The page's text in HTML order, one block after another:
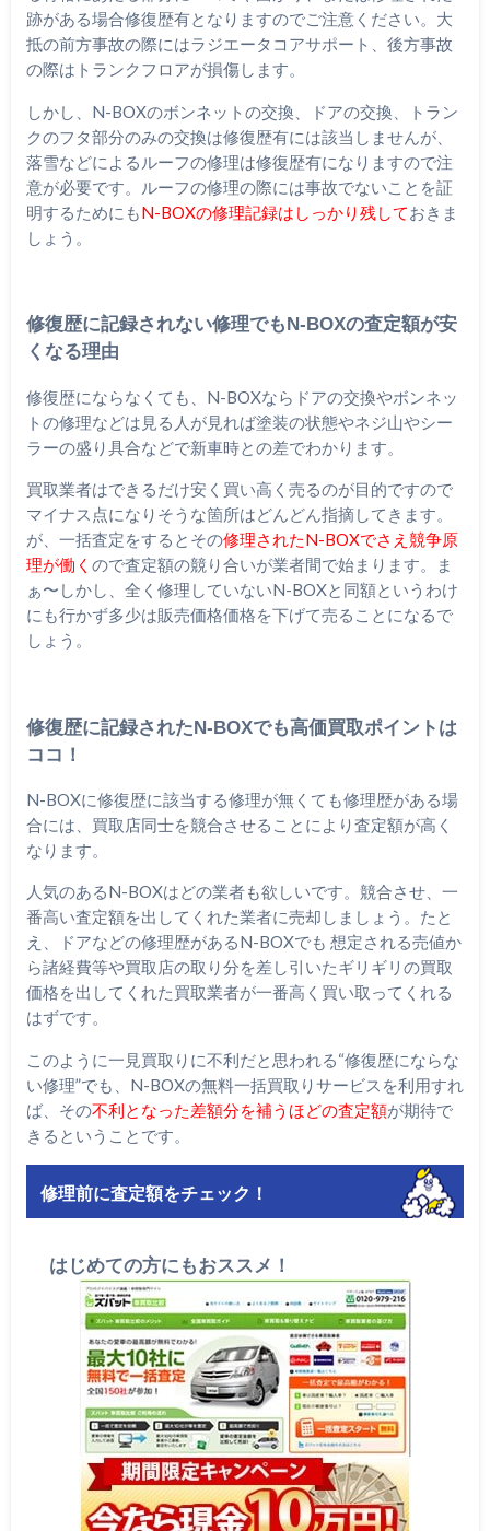
跡がある場合修復歴有となりますのでご注意ください。大
抵の前方事故の際にはラジエータコアサポート、後方事故
の際はトランクフロアが損傷します。
しかし、N-BOXのボンネットの交換、ドアの交換、トラン
クのフタ部分のみの交換は修復歴有には該当しませんが、
落雪などによるルーフの修理は修復歴有になりますので注
意が必要です。ルーフの修理の際には事故でないことを証
明するためにもN-BOXの修理記録はしっかり残しておきま
しょう。
修復歴に記録されない修理でもN-BOXの査定額が安
くなる理由
修復歴にならなくても、N-BOXならドアの交換やボンネッ
トの修理などは見る人が見れば塗装の状態やネジ山やシー
ラーの盛り具合などで新車時との差でわかります。
買取業者はできるだけ安く買い高く売るのが目的ですので
マイナス点になりそうな箇所はどんどん指摘してきます。
が、一括査定をするとその修理されたN-BOXでさえ競争原
理が働く ので査定額の競り合いが業者間で始まります。ま
ぁ〜しかし、全く修理していないN-BOXと同額というわけ
にも行かず多少は販売価格価格を下げて売ることになるで
しょう。
修復歴に記録されたN-BOXでも高価買取ポイントは
ココ！
N-BOXに修復歴に該当する修理が無くても修理歴がある場
合には、買取店同士を競合させることにより査定額が高く
なります。
人気のあるN-BOXはどの業者も欲しいです。競合させ、一
番高い査定額を出してくれた業者に売却しましょう。たと
え、ドアなどの修理歴があるN-BOXでも 想定される売値か
ら諸経費等や買取店の取り分を差し引いたギリギリの買取
価格を出してくれた買取業者が一番高く買い取ってくれる
はずです。
このように一見買取りに不利だと思われる“修復歴にならな
い修理”でも、N-BOXの無料一括買取りサービスを利用すれ
ば、その不利となった差額分を補うほどの査定額が期待で
きるということです。
修理前に査定額をチェック！
はじめての方にもおススメ！